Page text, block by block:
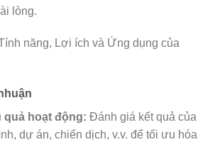
lòng.
quả hoạt động: Đánh giá kết quả của
dự án, chiến dịch, v.v. để tối ưu hóa